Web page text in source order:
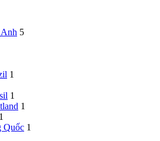
5
1
1
1
1
Quốc 1